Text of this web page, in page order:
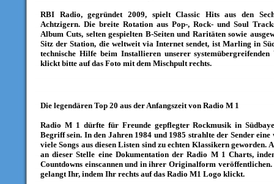
RBI Radio, gegründet 2009, spielt Classic Hits aus den
Achtzigern. Die breite Rotation aus Pop-, Rock- und Soul
Album Cuts, selten gespielten B-Seiten und Raritäten sowie
Sitz der Station, die weltweit via Internet sendet, ist Marling in
technische Hilfe beim Installieren unserer
klickt bitte auf das Foto mit dem Mischpult rechts.
Die legendären Top 20 aus der Anfangszeit von Radio M 1
Radio M 1 dürfte für Freunde gepflegter Rockmusik in
Begriff sein. In den Jahren 1984 und 1985 strahlte der Sender eine
viele Songs aus diesen Listen sind zu echten Klassikern geworden.
an dieser Stelle eine Dokumentation der Radio M 1 Charts,
Countdowns einscannen und in ihrer Originalform
gelangt Ihr, indem Ihr rechts auf das Radio M1 Logo klickt.